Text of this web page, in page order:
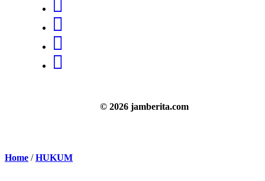
© 2026 jamberita.com
Home /HUKUM